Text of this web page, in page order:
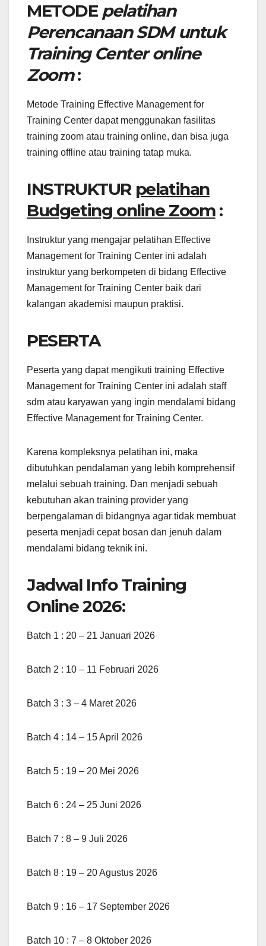
METODE pelatihan
Perencanaan SDM untuk
Training Center online
Zoom:
Metode Training Effective Management for
Training Center dapat menggunakan fasilitas
training zoom atau training online, dan bisa juga
training offline atau training tatap muka.
INSTRUKTUR pelatihan
Budgeting online Zoom:
Instruktur yang mengajar pelatihan Effective
Management for Training Center ini adalah
instruktur yang berkompeten di bidang Effective
Management for Training Center baik dari
kalangan akademisi maupun praktisi.
PESERTA
Peserta yang dapat mengikuti training Effective
Management for Training Center ini adalah staff
sdm atau karyawan yang ingin mendalami bidang
Effective Management for Training Center.
Karena kompleksnya pelatihan ini, maka
dibutuhkan pendalaman yang lebih komprehensif
melalui sebuah training. Dan menjadi sebuah
kebutuhan akan training provider yang
berpengalaman di bidangnya agar tidak membuat
peserta menjadi cepat bosan dan jenuh dalam
mendalami bidang teknik ini.
Jadwal Info Training
Online 2026:
Batch 1 : 20 – 21 Januari 2026
Batch 2 : 10 – 11 Februari 2026
Batch 3 : 3 – 4 Maret 2026
Batch 4 : 14 – 15 April 2026
Batch 5 : 19 – 20 Mei 2026
Batch 6 : 24 – 25 Juni 2026
Batch 7 : 8 – 9 Juli 2026
Batch 8 : 19 – 20 Agustus 2026
Batch 9 : 16 – 17 September 2026
Batch 10 : 7 – 8 Oktober 2026